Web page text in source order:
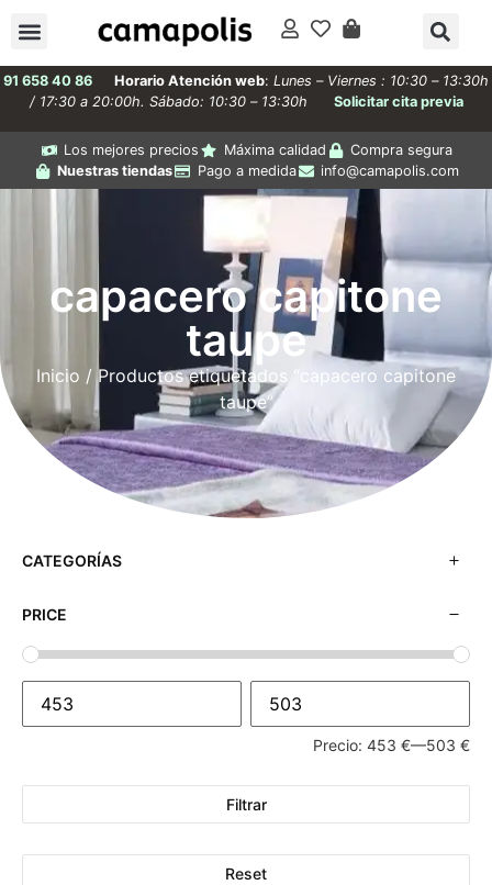
91 658 40 86 Horario Atención web: Lunes – Viernes : 10:30 – 13:30h
/ 17:30 a 20:00h. Sábado: 10:30 – 13:30h
Solicitar cita previa
Los mejores precios Máxima calidad
Compra segura
Nuestras tiendas
Pago a medida info@camapolis.com
capacero capitone
taupe
Inicio / Productos etiquetados “capacero capitone
taupe”
CATEGORÍAS
PRICE
Precio: 453 €—503 €
Filtrar
Reset